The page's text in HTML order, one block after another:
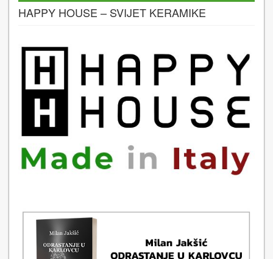
HAPPY HOUSE – SVIJET KERAMIKE